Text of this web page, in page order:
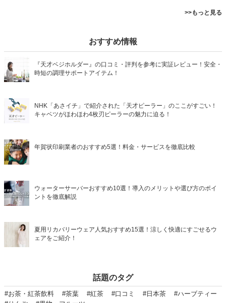
>>もっと見る
おすすめ情報
『天才ベジホルダー』の口コミ・評判を参考に実証レビュー！安全・
時短の調理サポートアイテム！
NHK「あさイチ」で紹介された「天才ピーラー」のここがすごい！
キャベツがほわほわ4枚刃ピーラーの魅力に迫る！
年賀状印刷業者のおすすめ5選！料金・サービスを徹底比較
ウォーターサーバーおすすめ10選！導入のメリットや選び方のポイ
ントを徹底解説
夏用リカバリーウェア人気おすすめ15選！涼しく快適にすごせるウ
ェアをご紹介！
話題のタグ
#お茶・紅茶飲料 #茶葉 #紅茶 #口コミ #日本茶
#ハーブティー